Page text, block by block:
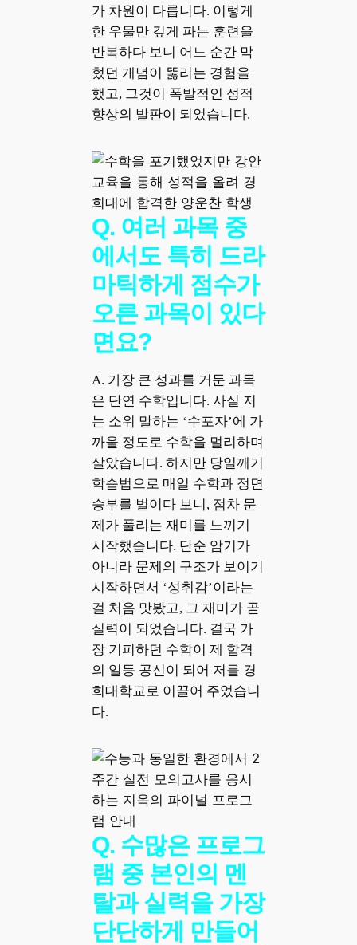
가 차원이 다릅니다. 이렇게
한 우물만 깊게 파는 훈련을
반복하다 보니 어느 순간 막
혔던 개념이 뚫리는 경험을
했고, 그것이 폭발적인 성적
향상의 발판이 되었습니다.
Q. 여러 과목 중
에서도 특히 드라
마틱하게 점수가
오른 과목이 있다
면요?
A. 가장 큰 성과를 거둔 과목
은 단연 수학입니다. 사실 저
는 소위 말하는 ‘수포자’에 가
까울 정도로 수학을 멀리하며
살았습니다. 하지만 당일깨기
학습법으로 매일 수학과 정면
승부를 벌이다 보니, 점차 문
제가 풀리는 재미를 느끼기
시작했습니다. 단순 암기가
아니라 문제의 구조가 보이기
시작하면서 ‘성취감’이라는
걸 처음 맛봤고, 그 재미가 곧
실력이 되었습니다. 결국 가
장 기피하던 수학이 제 합격
의 일등 공신이 되어 저를 경
희대학교로 이끌어 주었습니
다.
Q. 수많은 프로그
램 중 본인의 멘
탈과 실력을 가장
단단하게 만들어